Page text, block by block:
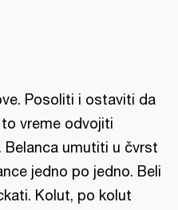
Posoliti i ostaviti da
vreme odvojiti
Belanca umutiti u čvrst
jedno po jedno. Beli
Kolut, po kolut